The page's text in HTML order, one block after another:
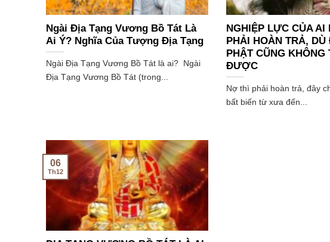
Ngài Địa Tạng Vương Bồ Tát Là
Ai Ý? Nghĩa Của Tượng Địa Tạng
Ngài Địa Tạng Vương Bồ Tát là ai? Ngài
Địa Tạng Vương Bồ Tát (trong...
NGHIỆP LỰC CỦA
PHẢI HOÀN TRẢ,
PHẬT CŨNG KHÔNG
ĐƯỢC
Nợ thì phải hoàn trả, đây
bất biến từ xưa đến...
06
Th12